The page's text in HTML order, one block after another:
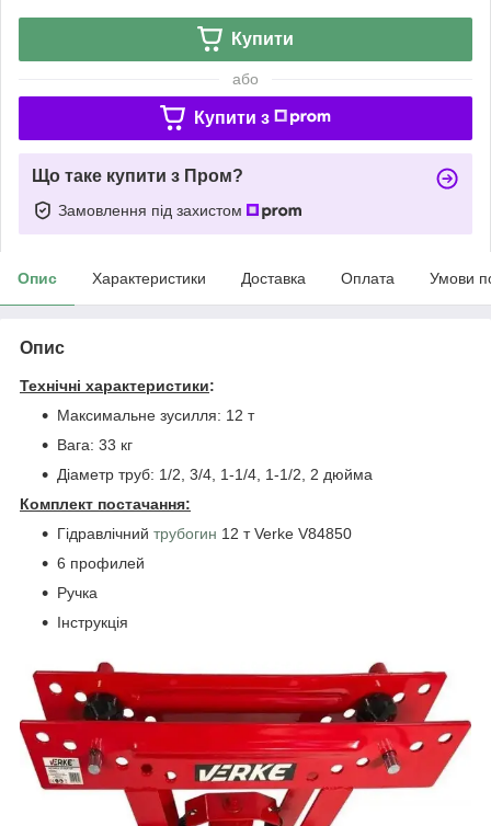
Купити
або
Купити з
Що таке купити з Пром?
Замовлення під захистом
Опис Характеристики Доставка Оплата Умови
Опис
Технічні характеристики:
Максимальне зусилля: 12 т
Вага: 33 кг
Діаметр труб: 1/2, 3/4, 1-1/4, 1-1/2, 2 дюйма
Комплект постачання:
Гідравлічний трубогин 12 т Verke V84850
6 профилей
Ручка
Інструкція